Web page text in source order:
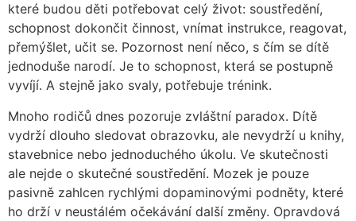
které budou děti potřebovat celý život: soustředění,
schopnost dokončit činnost, vnímat instrukce, reagovat,
přemýšlet, učit se. Pozornost není něco, s čím se dítě
jednoduše narodí. Je to schopnost, která se postupně
vyvíjí. A stejně jako svaly, potřebuje trénink.
Mnoho rodičů dnes pozoruje zvláštní paradox. Dítě
vydrží dlouho sledovat obrazovku, ale nevydrží u knihy,
stavebnice nebo jednoduchého úkolu. Ve skutečnosti
ale nejde o skutečné soustředění. Mozek je pouze
pasivně zahlcen rychlými dopaminovými podněty, které
ho drží v neustálém očekávání další změny. Opravdová